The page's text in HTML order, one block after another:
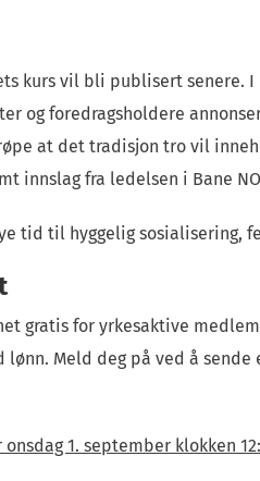
kurs vil bli publisert senere.
og foredragsholdere
at det tradisjon tro vil
innslag fra ledelsen i Bane
tid til hyggelig sosialisering,
gratis for yrkesaktive
Meld deg på ved å sende
1. september klokken